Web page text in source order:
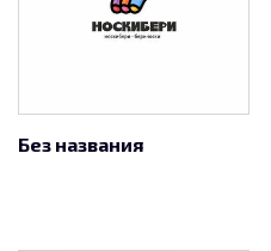
Без названия